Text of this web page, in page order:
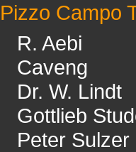
Pizzo Campo
R. Aebi
Caveng
Dr. W. Lindt
Gottlieb
Peter Sulzer